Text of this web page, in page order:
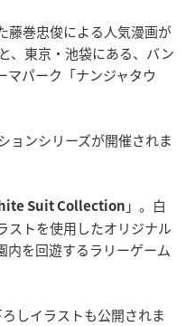
藤巻忠俊による人気漫画が
、東京・池袋にある、バン
マパーク「ナンジャタウ
ョンシリーズが開催されま
Suit Collection 」。白
ストを使用したオリジナル
内を回遊するラリーゲーム
しイラストも公開されま